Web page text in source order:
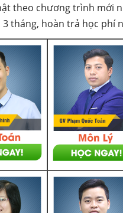
theo chương trình mới
3 tháng, hoàn trả học phí